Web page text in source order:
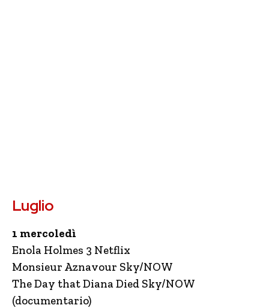
Luglio
1 mercoledì
Enola Holmes 3 Netflix
Monsieur Aznavour Sky/NOW
The Day that Diana Died Sky/NOW
(documentario)